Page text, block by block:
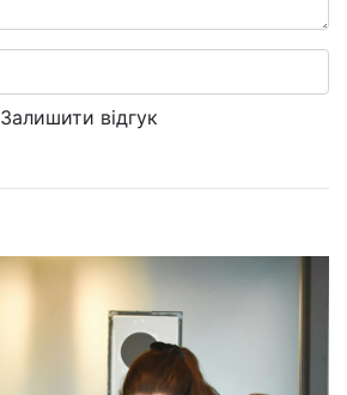
Залишити відгук